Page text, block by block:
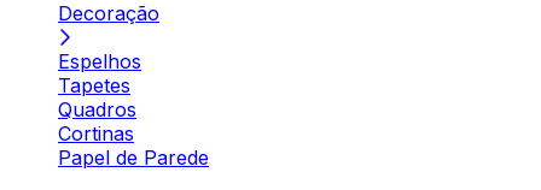
Decoração
Espelhos
Tapetes
Quadros
Cortinas
Papel de Parede